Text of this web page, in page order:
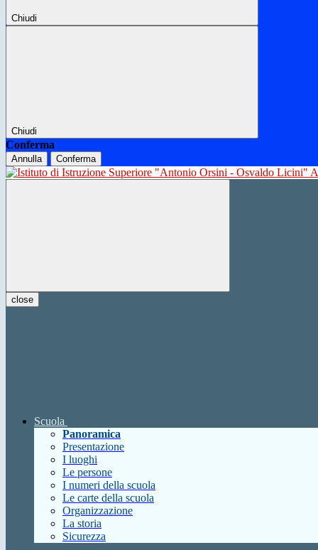
Chiudi
Chiudi
Conferma
Annulla Conferma
close
Scuola
Panoramica
Presentazione
I luoghi
Le persone
I numeri della scuola
Le carte della scuola
Organizzazione
La storia
Sicurezza